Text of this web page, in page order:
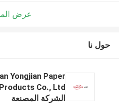
عرض
حول نا
Yongjian Paper
الشركة المصنعة